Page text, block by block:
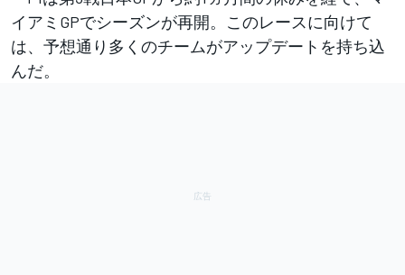
イアミGPでシーズンが再開。このレースに向けて
は、予想通り多くのチームがアップデートを持ち込
んだ。